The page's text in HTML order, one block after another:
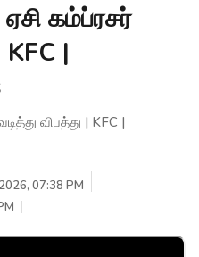
கம்ப்ரசர்
KFC |
விபத்து | KFC |
07:38 PM